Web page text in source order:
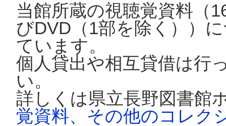
当館所蔵の視聴覚資料（
びDVD（1部を除く））
ています。
個人貸出や相互貸借は行
い。
詳しくは県立長野図書館
覚資料、その他のコレク